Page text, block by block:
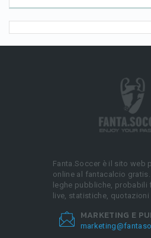
Fanta.Soccer è il sito web
online al fantacalcio gratis.
leghe pubbliche, probabili
live, statistiche, quotazioni
MARKETING E